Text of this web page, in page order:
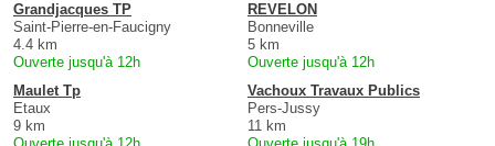
Grandjacques TP
Saint-Pierre-en-Faucigny
4.4 km
Ouverte jusqu'à 12h
REVELON
Bonneville
5 km
Ouverte jusqu'à 12h
Maulet Tp
Etaux
9 km
Vachoux Travaux Publics
Pers-Jussy
11 km